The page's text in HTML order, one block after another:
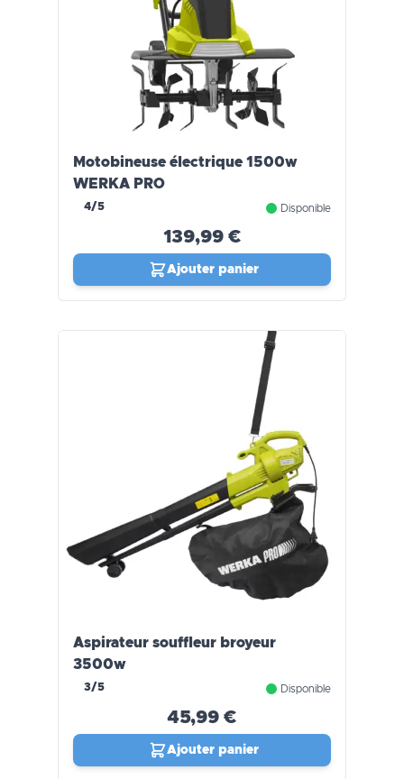
Motobineuse électrique 1500w
WERKA PRO
4/5 Disponible
139,99 €
Ajouter panier
Aspirateur souffleur broyeur
3500w
3/5 Disponible
45,99 €
Ajouter panier